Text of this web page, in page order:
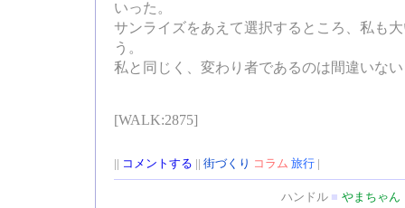
いった。
サンライズをあえて選択するところ、私も
う。
私と同じく、変わり者であるのは間違いな
[WALK:2875]
|| コメントする || 街づくり コラム 旅行|
ハンドル ■ やまちゃん